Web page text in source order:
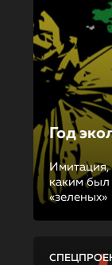
Год
каким был
«зеленых»